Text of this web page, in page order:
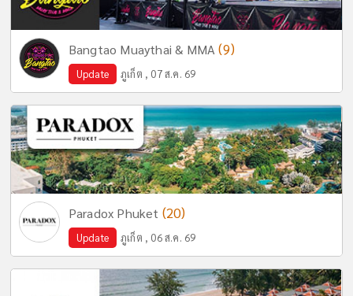
Bangtao Muaythai & MMA(9)
Update ภูเก็ต , 07 ส.ค. 69
Paradox Phuket (20)
Update ภูเก็ต , 06 ส.ค. 69